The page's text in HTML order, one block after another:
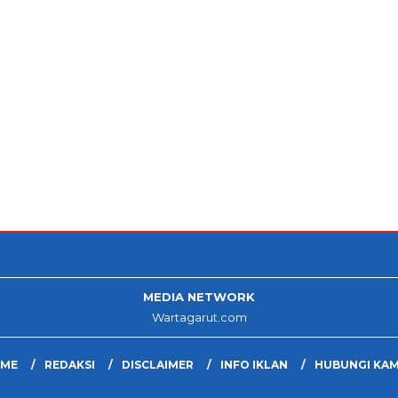
MEDIA NETWORK
Wartagarut.com
REDAKSI DISCLAIMER INFO IKLAN HUBUNGI